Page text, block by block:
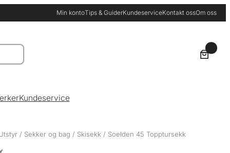
Min kontoTips & GuiderKundeserviceKontakt ossOm oss
Kundeservice
/ Sekker og bag / Skisekk / Soelden 45 Topptursekk